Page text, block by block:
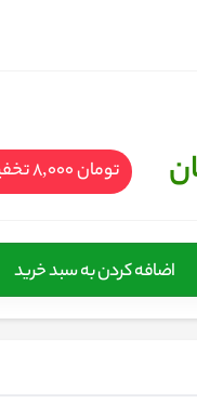
تومان 8,000
اضافه کردن به سبد خرید